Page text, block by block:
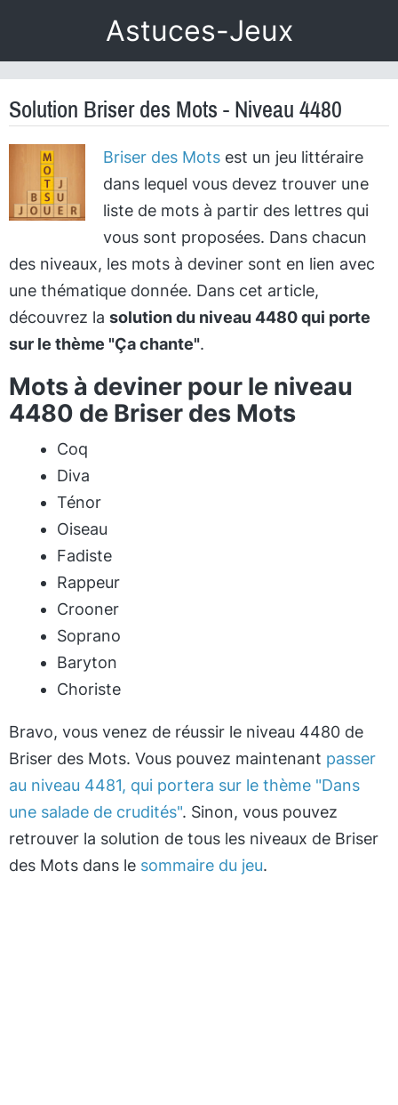
Astuces-Jeux
Solution Briser des Mots - Niveau 4480
Briser des Motsest un jeu littéraire
dans lequel vous devez trouver une
liste de mots à partir des lettres qui
vous sont proposées. Dans chacun
des niveaux, les mots à deviner sont en lien avec
une thématique donnée. Dans cet article,
découvrez la solution du niveau 4480 qui porte
sur le thème "Ça chante".
Mots à deviner pour le niveau
4480 de Briser des Mots
Coq
Diva
Ténor
Oiseau
Fadiste
Rappeur
Crooner
Soprano
Baryton
Choriste
Bravo, vous venez de réussir le niveau 4480 de
Briser des Mots. Vous pouvez maintenant passer
au niveau 4481, qui portera sur le thème "Dans
une salade de crudités". Sinon, vous pouvez
retrouver la solution de tous les niveaux de Briser
des Mots dans le sommaire du jeu.